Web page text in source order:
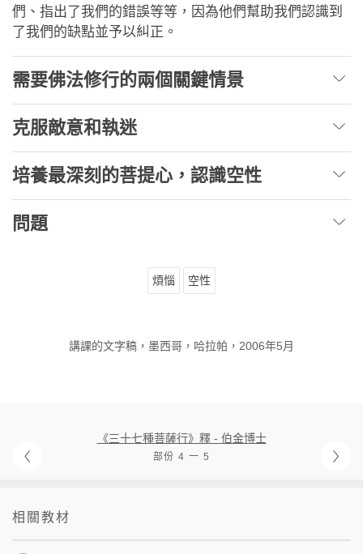
們、指出了我們的錯誤等等，因為他們幫助我們認識到
了我們的缺點並予以糾正。
需要佛法修行的兩個關鍵情景
克服敵意和執迷
培養最深刻的菩提心，認識空性
問題
煩惱 空性
講課的文字稿，墨西哥，哈拉帕，2006年5月
《三十七種菩薩行》釋 - 伯金博士
部份 4 一 5
相關教材